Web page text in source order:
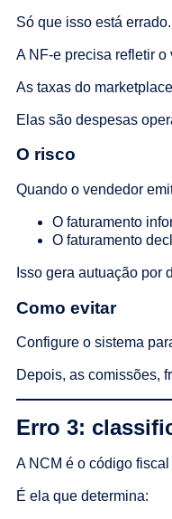
Só que isso está errado.
A NF-e precisa refletir
As taxas do
Elas são despesas
O risco
Quando o vendedor
O faturamento
O faturamento
Isso gera autuação por
Como evitar
Configure o sistema
Depois, as comissões,
Erro 3:
A NCM é o código
É ela que determina: